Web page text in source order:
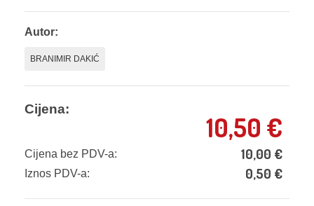
Autor:
BRANIMIR DAKIĆ
Cijena:
10,50 €
Cijena bez PDV-a: 10,00 €
Iznos PDV-a: 0,50 €